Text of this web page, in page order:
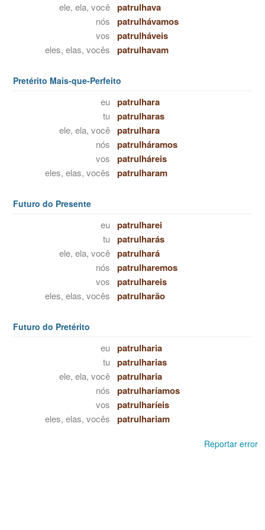
ele, ela, você patrulhava
nós patrulhávamos
vos patrulháveis
eles, elas, vocês patrulhavam
Pretérito Mais-que-Perfeito
eu patrulhara
tu patrulharas
ele, ela, você patrulhara
nós patrulháramos
vos patrulháreis
eles, elas, vocês patrulharam
Futuro do Presente
eu patrulharei
tu patrulharás
ele, ela, você patrulhará
nós patrulharemos
vos patrulhareis
eles, elas, vocês patrulharão
Futuro do Pretérito
eu patrulharia
tu patrulharias
ele, ela, você patrulharia
nós patrulharíamos
vos patrulharíeis
eles, elas, vocês patrulhariam
Reportar error